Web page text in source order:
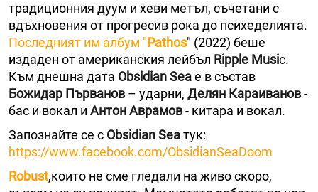
традиционния дуум и хеви метъл, съчетани с
вдъхновения от прогресив рока до психеделията.
Последният им албум "Pathos" (2022) беше
издаден от американския лейбъл Ripple Music.
Към днешна дата Obsidian Seaе в състав
Божидар Първанов – ударни, Делян Караиванов-
бас и вокал и Антон Аврамов- китара и вокал.
Запознайте се с Obsidian Seaтук:
https://www.facebook.com/ObsidianSeaDoom
Robust,които не сме гледали на живо скоро,